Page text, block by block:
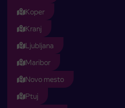
Koper
Kranj
Ljubljana
Maribor
Novo mesto
Ptuj